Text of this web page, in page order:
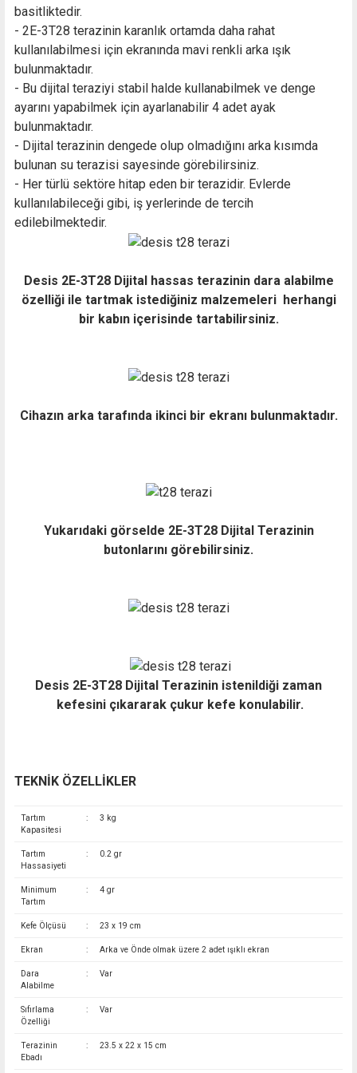
basitliktedir.
- 2E-3T28 terazinin karanlık ortamda daha rahat
kullanılabilmesi için ekranında mavi renkli arka ışık
bulunmaktadır.
- Bu dijital teraziyi stabil halde kullanabilmek ve denge
ayarını yapabilmek için ayarlanabilir 4 adet ayak
bulunmaktadır.
- Dijital terazinin dengede olup olmadığını arka kısımda
bulunan su terazisi sayesinde görebilirsiniz.
- Her türlü sektöre hitap eden bir terazidir. Evlerde
kullanılabileceği gibi, iş yerlerinde de tercih
edilebilmektedir.
Desis 2E-3T28 Dijital hassas terazinin dara alabilme
özelliği ile tartmak istediğiniz malzemeleri herhangi
bir kabın içerisinde tartabilirsiniz.
Cihazın arka tarafında ikinci bir ekranı bulunmaktadır.
Yukarıdaki görselde 2E-3T28 Dijital Terazinin
butonlarını görebilirsiniz.
Desis 2E-3T28 Dijital Terazinin istenildiği zaman
kefesini çıkararak çukur kefe konulabilir.
TEKNİK ÖZELLİKLER
Tartım
Kapasitesi
: 3 kg
Tartım
Hassasiyeti
: 0.2 gr
Minimum
Tartım
: 4 gr
Kefe Ölçüsü : 23 x 19 cm
Ekran : Arka ve Önde olmak üzere 2 adet ışıklı ekran
Dara
Alabilme
: Var
Sıfırlama
Özelliği
: Var
Terazinin
Ebadı
: 23.5 x 22 x 15 cm